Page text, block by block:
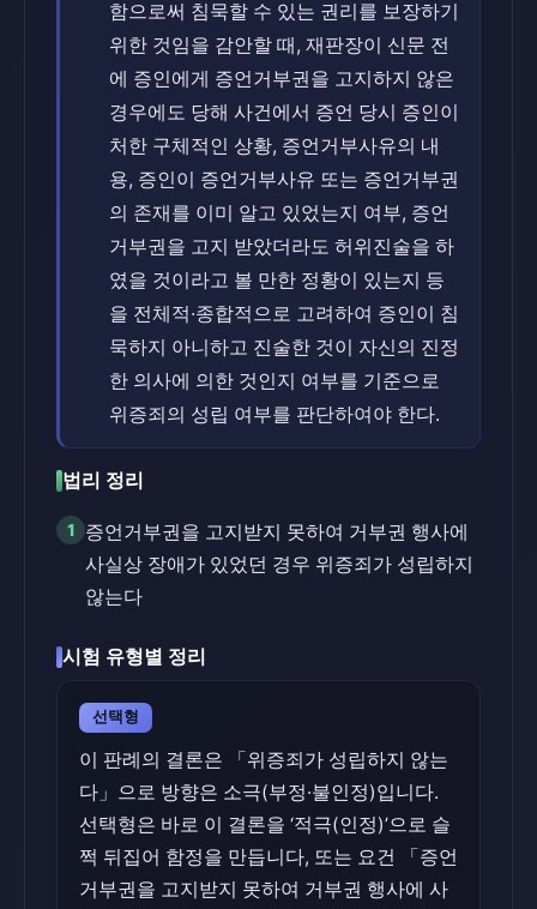
함으로써 침묵할 수 있는 권리를 보장하기
위한 것임을 감안할 때, 재판장이 신문 전
에 증인에게 증언거부권을 고지하지 않은
경우에도 당해 사건에서 증언 당시 증인이
처한 구체적인 상황, 증언거부사유의 내
용, 증인이 증언거부사유 또는 증언거부권
의 존재를 이미 알고 있었는지 여부, 증언
거부권을 고지 받았더라도 허위진술을 하
였을 것이라고 볼 만한 정황이 있는지 등
을 전체적·종합적으로 고려하여 증인이 침
묵하지 아니하고 진술한 것이 자신의 진정
한 의사에 의한 것인지 여부를 기준으로
위증죄의 성립 여부를 판단하여야 한다.
법리 정리
1
증언거부권을 고지받지 못하여 거부권 행사에
사실상 장애가 있었던 경우 위증죄가 성립하지
않는다
시험 유형별 정리
선택형
이 판례의 결론은 「위증죄가 성립하지 않는
다」으로 방향은 소극(부정·불인정)입니다.
선택형은 바로 이 결론을 ‘적극(인정)’으로 슬
쩍 뒤집어 함정을 만듭니다, 또는 요건 「증언
거부권을 고지받지 못하여 거부권 행사에 사